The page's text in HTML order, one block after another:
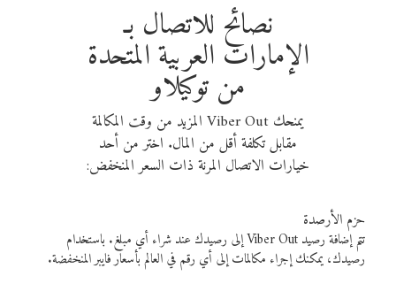
نصائح للاتصال بـ
الإمارات العربية المتحدة
من توكيلاو
يمنحك Viber Out المزيد من وقت المكالمة
مقابل تكلفة أقل من المال. اختر من أحد
خيارات الاتصال المرنة ذات السعر المنخفض:
حزم الأرصدة
تتم إضافة رصيد Viber Out إلى رصيدك عند شراء أي مبلغ. باستخدام
رصيدك، يمكنك إجراء مكالمات إلى أي رقم في العالم بأسعار فايبر المنخفضة.